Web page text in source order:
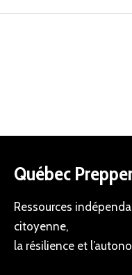
Québec
Ressources
citoyenne,
la résilience et